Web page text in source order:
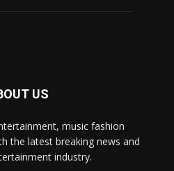
US
music fashion
the latest breaking news and
industry.